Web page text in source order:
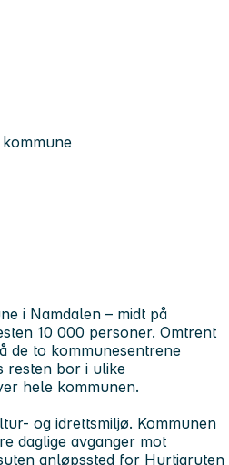
i Namdalen – midt på
10 000 personer. Omtrent
de to kommunesentrene
resten bor i ulike
hele kommunen.
og idrettsmiljø. Kommunen
daglige avganger mot
anløpssted for Hurtigruten